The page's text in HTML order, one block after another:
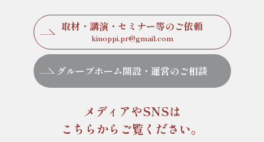
取材・講演・セミナー等のご依頼
kinoppi.pr@gmail.com
グループホーム開設・運営のご相談
メディアやSNSは
こちらからご覧ください。